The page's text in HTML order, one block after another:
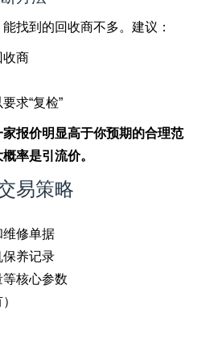
找到的回收商不多。建议：
收商
求“复检”
报价明显高于你预期的合理范
率是引流价。
易策略
维修单据
保养记录
核心参数